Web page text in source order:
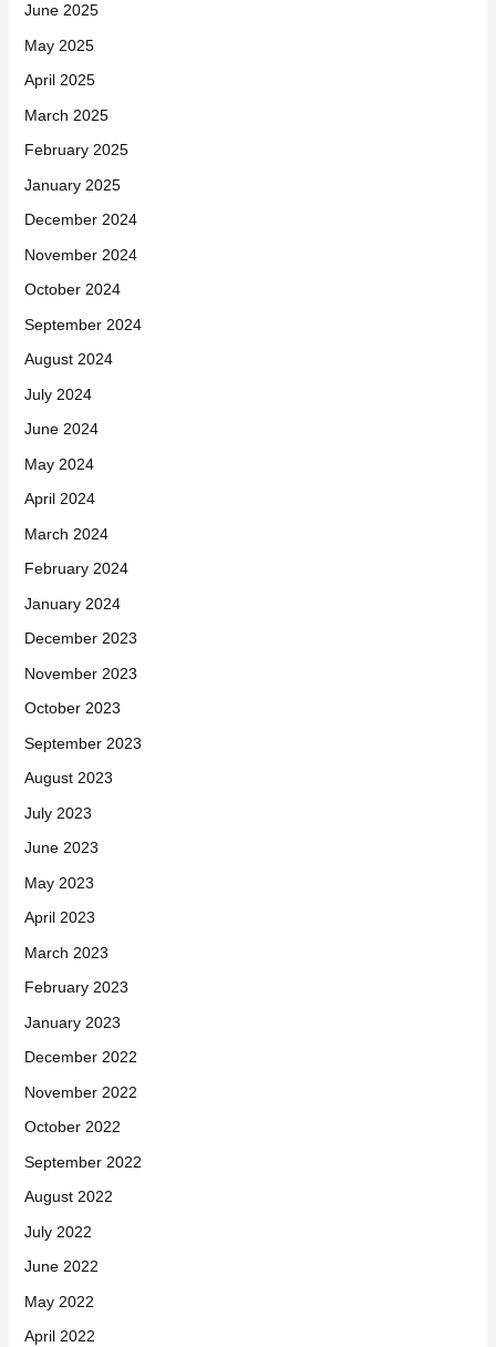
June 2025
May 2025
April 2025
March 2025
February 2025
January 2025
December 2024
November 2024
October 2024
September 2024
August 2024
July 2024
June 2024
May 2024
April 2024
March 2024
February 2024
January 2024
December 2023
November 2023
October 2023
September 2023
August 2023
July 2023
June 2023
May 2023
April 2023
March 2023
February 2023
January 2023
December 2022
November 2022
October 2022
September 2022
August 2022
July 2022
June 2022
May 2022
April 2022